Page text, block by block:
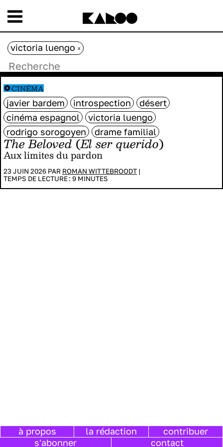
The Beloved(El ser querido)
Aux limites du pardon
23 JUIN 2026 PAR ROMAN WITTEBROODT |
TEMPS DE LECTURE : 9 MINUTES
javier bardem introspection
désert
cinéma espagnol
victoria luengo
rodrigo sorogoyen
drame familial
CINÉMA
victoria luengo x
à propos la rédaction
contribuer
s'abonner
contact